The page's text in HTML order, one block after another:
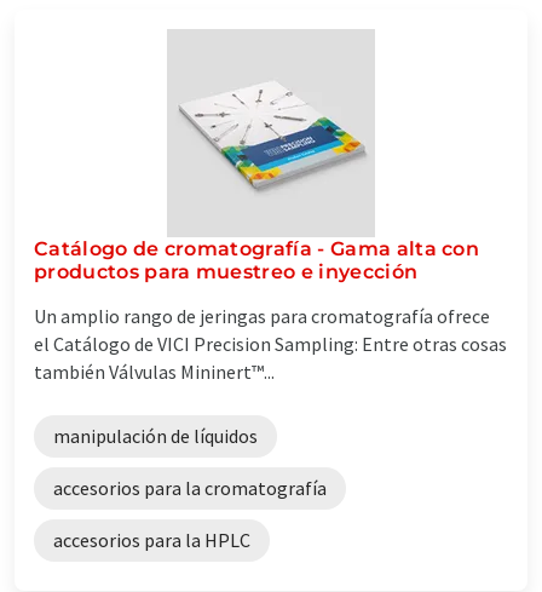
Catálogo de cromatografía - Gama alta con
productos para muestreo e inyección
Un amplio rango de jeringas para cromatografía ofrece
el Catálogo de VICI Precision Sampling: Entre otras cosas
también Válvulas Mininert™ ...
manipulación de líquidos
accesorios para la cromatografía
accesorios para la HPLC